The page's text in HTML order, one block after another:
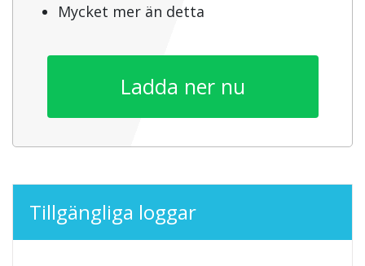
Mycket mer än detta
Ladda ner nu
Tillgängliga loggar